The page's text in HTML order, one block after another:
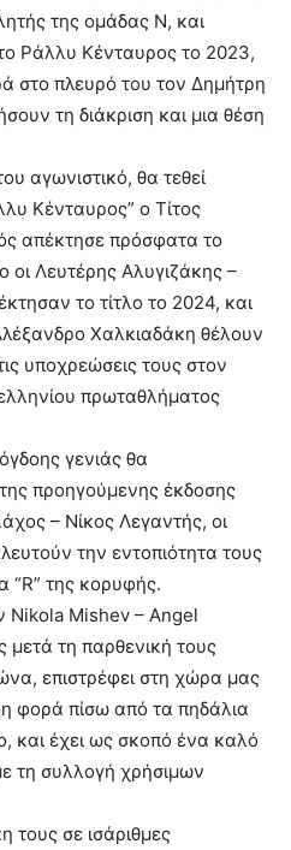
της ομάδας Ν, και
Ράλλυ Κένταυρος το 2023,
στο πλευρό του τον Δημήτρη
τη διάκριση και μια θέση
αγωνιστικό, θα τεθεί
Κένταυρος” ο Τίτος
απέκτησε πρόσφατα το
οι Λευτέρης Αλυγιζάκης –
το τίτλο το 2024, και
Χαλκιαδάκη θέλουν
υποχρεώσεις τους στον
πρωταθλήματος
γενιάς θα
προηγούμενης έκδοσης
– Νίκος Λεγαντής, οι
την εντοπιότητα τους
“R” της κορυφής.
Nikola Mishev – Angel
μετά τη παρθενική τους
επιστρέφει στη χώρα μας
φορά πίσω από τα πηδάλια
και έχει ως σκοπό ένα καλό
τη συλλογή χρήσιμων
τους σε ισάριθμες